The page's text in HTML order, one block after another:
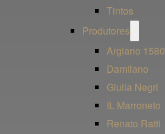
Tintos
Produtores
menu
Argiano 1580
Damilano
Giulia Negri
IL Marroneto
Renato Ratti